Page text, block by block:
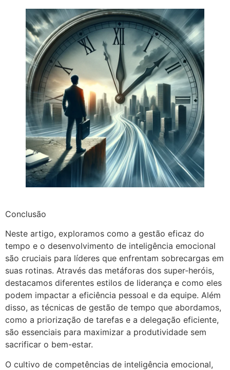
Conclusão
Neste artigo, exploramos como a gestão eficaz do
tempo e o desenvolvimento de inteligência emocional
são cruciais para líderes que enfrentam sobrecargas em
suas rotinas. Através das metáforas dos super-heróis,
destacamos diferentes estilos de liderança e como eles
podem impactar a eficiência pessoal e da equipe. Além
disso, as técnicas de gestão de tempo que abordamos,
como a priorização de tarefas e a delegação eficiente,
são essenciais para maximizar a produtividade sem
sacrificar o bem-estar.
O cultivo de competências de inteligência emocional,